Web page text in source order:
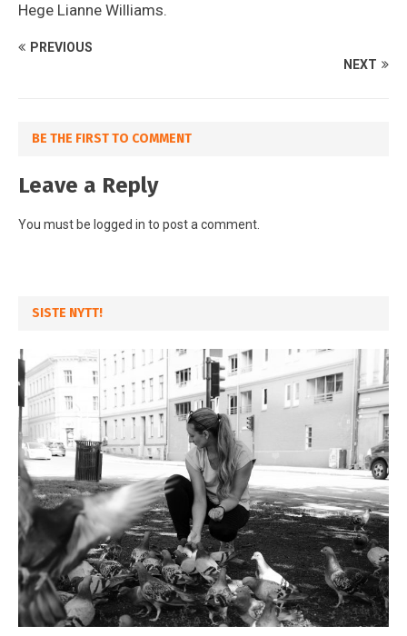
Hege Lianne Williams.
PREVIOUS
NEXT
BE THE FIRST TO COMMENT
Leave a Reply
You must be logged in to post a comment.
SISTE NYTT!